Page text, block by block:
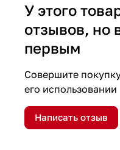
У этого
отзывов, но
первым
Совершите
его использовании
Написать отзыв